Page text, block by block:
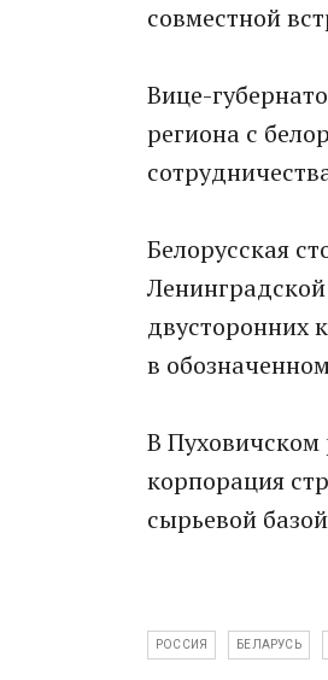
совместной
Вице-
региона с
Белорусская
двусторонних
в
В Пуховичском
корпорация
сырьевой
РОССИЯ БЕЛАРУСЬ